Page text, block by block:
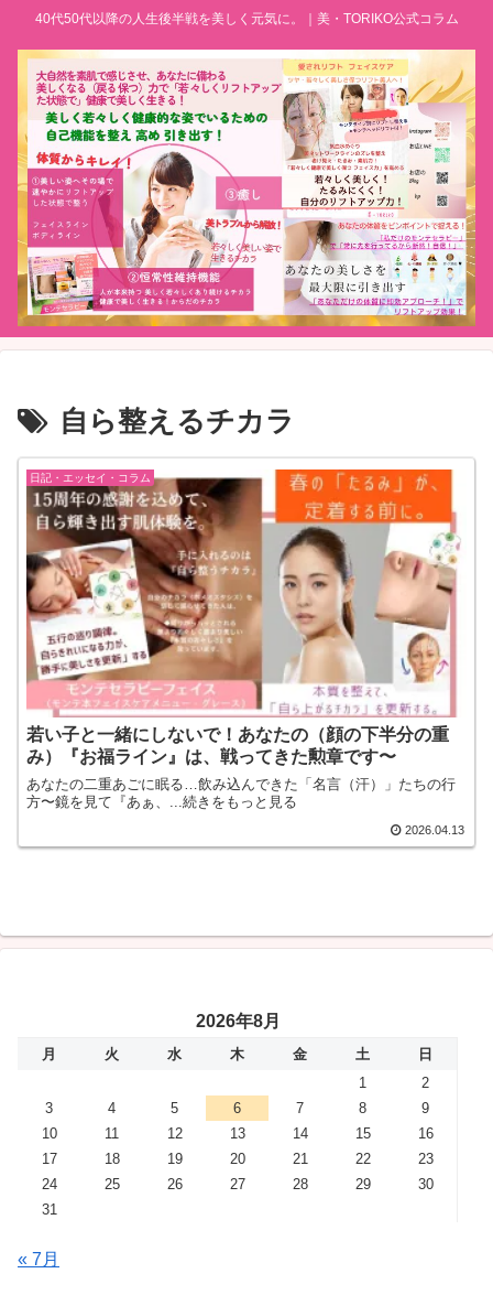
40代50代以降の人生後半戦を美しく元気に。｜美・TORIKO公式コラム
自ら整えるチカラ
日記・エッセイ・コラム
若い子と一緒にしないで！あなたの（顔の下半分の重
み）『お福ライン』は、戦ってきた勲章です〜
あなたの二重あごに眠る…飲み込んできた「名言（汗）」たちの行
方〜鏡を見て『あぁ、...続きをもっと見る
2026.04.13
2026年8月
月 火 水 木 金 土
日
1
2
3
4 5 6 7 8
9
10
11 12 13 14 15
16
17
18 19 20 21 22
23
24
25 26 27 28 29
30
31
« 7月